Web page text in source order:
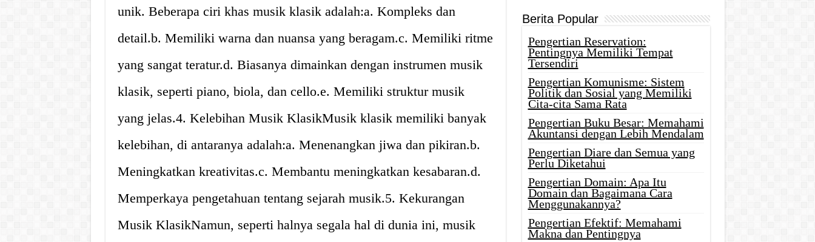
unik. Beberapa ciri khas musik klasik adalah:a. Kompleks dan
detail.b. Memiliki warna dan nuansa yang beragam.c. Memiliki ritme
yang sangat teratur.d. Biasanya dimainkan dengan instrumen musik
klasik, seperti piano, biola, dan cello.e. Memiliki struktur musik
yang jelas.4. Kelebihan Musik KlasikMusik klasik memiliki banyak
kelebihan, di antaranya adalah:a. Menenangkan jiwa dan pikiran.b.
Meningkatkan kreativitas.c. Membantu meningkatkan kesabaran.d.
Memperkaya pengetahuan tentang sejarah musik.5. Kekurangan
Musik KlasikNamun, seperti halnya segala hal di dunia ini, musik
Berita Popular
Pengertian Reservation:
Pentingnya Memiliki Tempat
Tersendiri
Pengertian Komunisme: Sistem
Politik dan Sosial yang Memiliki
Cita-cita Sama Rata
Pengertian Buku Besar: Memahami
Akuntansi dengan Lebih Mendalam
Pengertian Diare dan Semua yang
Perlu Diketahui
Pengertian Domain: Apa Itu
Domain dan Bagaimana Cara
Menggunakannya?
Pengertian Efektif: Memahami
Makna dan Pentingnya